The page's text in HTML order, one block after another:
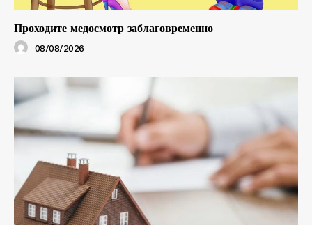
Проходите медосмотр заблаговременно
08/08/2026